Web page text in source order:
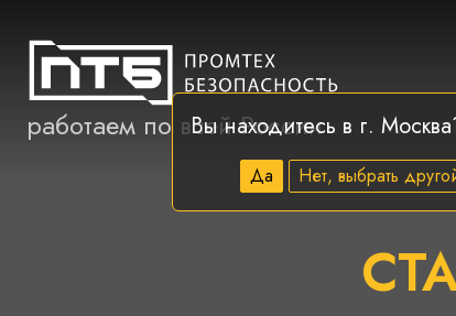
работаем по всей России
Вы находитесь в г. Москва
Да Нет, выбрать